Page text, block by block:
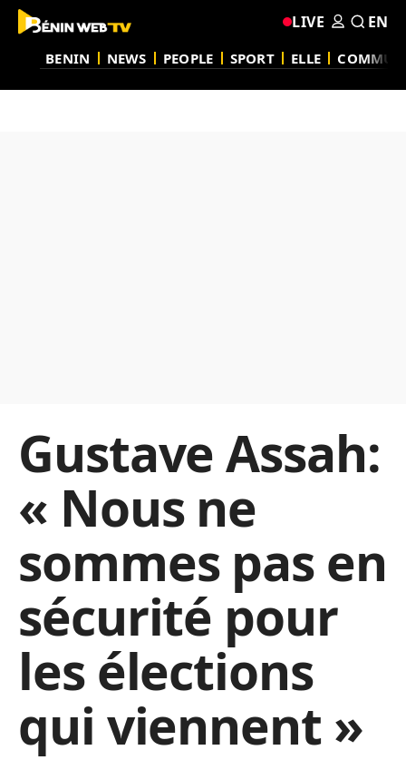
BENIN NEWS PEOPLE SPORT ELLE
LIVE EN
Gustave Assah:
« Nous ne
sommes pas en
sécurité pour
les élections
qui viennent »